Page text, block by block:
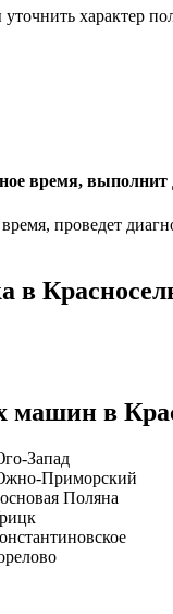
характер
время, выполнит
проведет
в
машин в
Запад
Приморский
Поляна